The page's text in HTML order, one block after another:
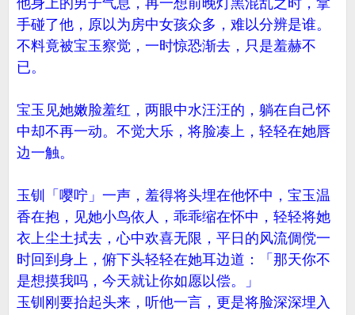
他身上的男子气息，再一想前晚灯黑混乱之时，拿
手碰了他，原以为房中女孩众多，难以分辨是谁。
不料竟被宝玉察觉，一时惊恐渐去，只是羞赫不
已。
宝玉见她嫩脸羞红，两眼中水汪汪的，躺在自己怀
中却不再一动。不觉大乐，将脸凑上，轻轻在她唇
边一触。
玉钏「嘤咛」一声，羞得将头埋在他怀中，宝玉温
香在抱，见她小鸟依人，乖乖缩在怀中，轻轻将她
衣上尘土拭去，心中欢喜无限，平日的风流倜傥一
时回到身上，俯下头轻轻在她耳边道：「那天你不
是想摸我吗，今天就让你如愿以偿。」
玉钏刚要抬起头来，听他一言，更是将脸深深埋入